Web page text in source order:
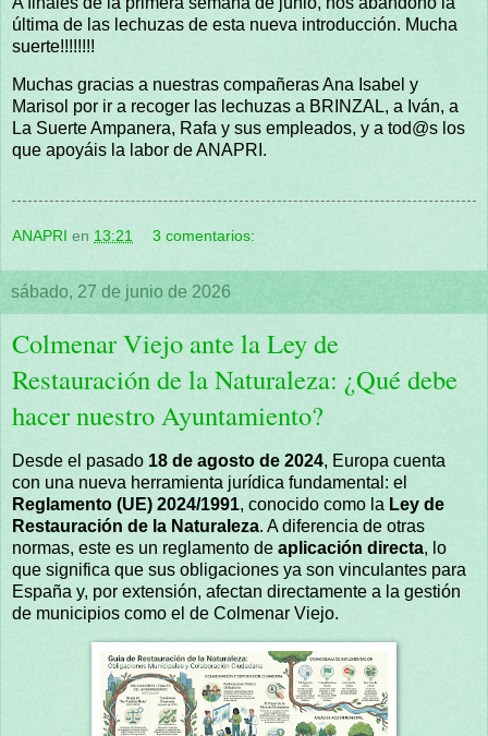
última de las lechuzas de esta nueva introducción. Mucha
suerte!!!!!!!!
Muchas gracias a nuestras compañeras Ana Isabel y
Marisol por ir a recoger las lechuzas a BRINZAL, a Iván, a
La Suerte Ampanera, Rafa y sus empleados, y a tod@s los
que apoyáis la labor de ANAPRI.
ANAPRI en 13:21 3 comentarios:
sábado, 27 de junio de 2026
Colmenar Viejo ante la Ley de
Restauración de la Naturaleza: ¿Qué debe
hacer nuestro Ayuntamiento?
Desde el pasado 18 de agosto de 2024, Europa cuenta
con una nueva herramienta jurídica fundamental: el
Reglamento (UE) 2024/1991, conocido como la Ley de
Restauración de la Naturaleza. A diferencia de otras
normas, este es un reglamento de aplicación directa, lo
que significa que sus obligaciones ya son vinculantes para
España y, por extensión, afectan directamente a la gestión
de municipios como el de Colmenar Viejo.